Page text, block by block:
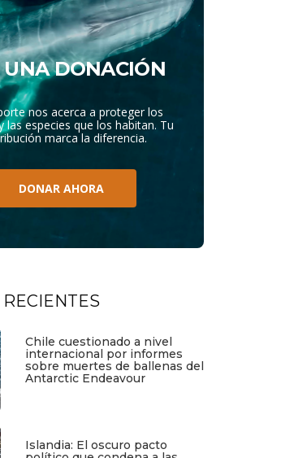
DONACIÓN
nos acerca a proteger los
las especies que los habitan. Tu
marca la diferencia.
DONAR AHORA
Chile cuestionado a nivel
internacional por informes
sobre muertes de ballenas del
Antarctic Endeavour
Islandia: El oscuro pacto